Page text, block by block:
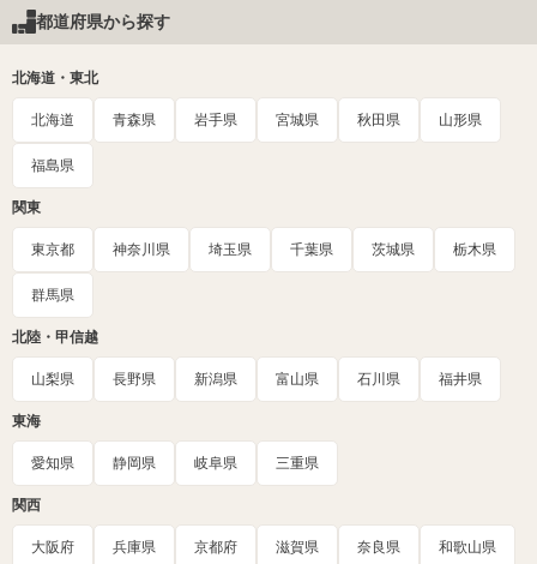
都道府県から探す
北海道・東北
北海道 青森県 岩手県 宮城県 秋田県 山形県
福島県
関東
東京都 神奈川県 埼玉県 千葉県 茨城県 栃木県
群馬県
北陸・甲信越
山梨県 長野県 新潟県 富山県 石川県 福井県
東海
愛知県 静岡県 岐阜県 三重県
関西
大阪府 兵庫県 京都府 滋賀県 奈良県 和歌山県